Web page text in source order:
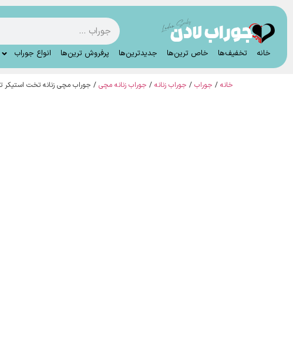
خانه تخفیف‌ها خاص ترین‌ها جدیدترین‌ها پرفروش ترین‌ها انواع جوراب
خانه / جوراب / جوراب زنانه / جوراب زنانه مچی / جوراب مچی زنانه تخت استیکر تم کرم کد 1075